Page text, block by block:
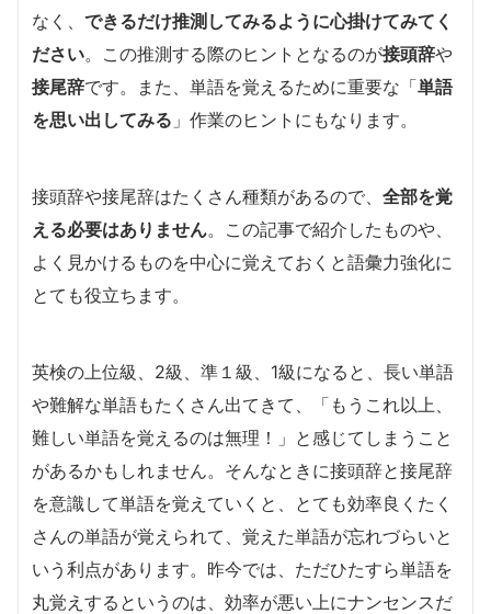
なく、 できるだけ推測してみるように心掛けてみてく
ださい。この推測する際のヒントとなるのが接頭辞や
接尾辞です。また、単語を覚えるために重要な「単語
を思い出してみる 」作業のヒントにもなります。
接頭辞や接尾辞はたくさん種類があるので、 全部を覚
える必要はありません。この記事で紹介したものや、
よく見かけるものを中心に覚えておくと語彙力強化に
とても役立ちます。
英検の上位級、2級、準１級、1級になると、長い単語
や難解な単語もたくさん出てきて、「もうこれ以上、
難しい単語を覚えるのは無理！」と感じてしまうこと
があるかもしれません。そんなときに接頭辞と接尾辞
を意識して単語を覚えていくと、とても効率良くたく
さんの単語が覚えられて、覚えた単語が忘れづらいと
いう利点があります。昨今では、ただひたすら単語を
丸覚えするというのは、効率が悪い上にナンセンスだ